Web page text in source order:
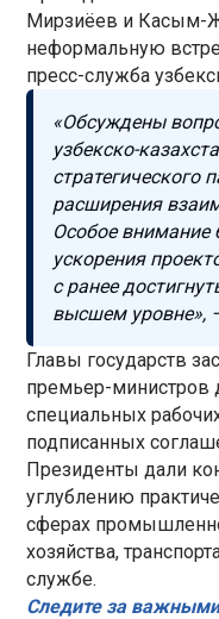
Мирзиёев и Касым-
неформальную
пресс-служба
«Обсуждены
узбекско-
стратегического
расширения
Особое внимание
ускорения
с ранее
высшем уровне»,
Главы государств
премьер-министров
специальных
подписанных
Президенты дали
углублению
сферах
хозяйства,
службе.
Следите за